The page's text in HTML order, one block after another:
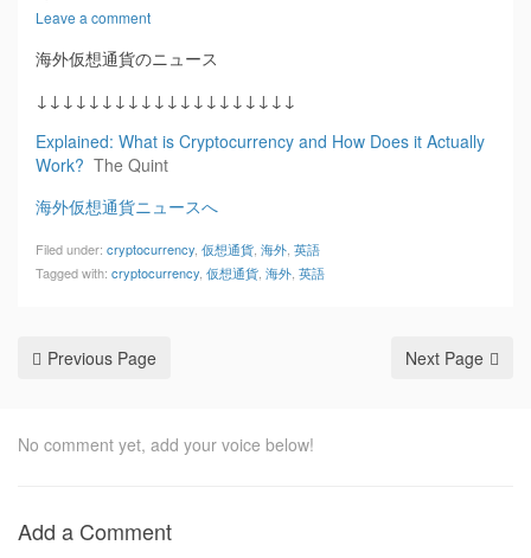
Leave a comment
海外仮想通貨のニュース
↓↓↓↓↓↓↓↓↓↓↓↓↓↓↓↓↓↓↓↓
Explained: What is Cryptocurrency and How Does it Actually
Work? The Quint
海外仮想通貨ニュースへ
Filed under: cryptocurrency 仮想通貨 海外 英語
Tagged with: cryptocurrency 仮想通貨 海外 英語
Previous Page Next Page
No comment yet, add your voice below!
Add a Comment